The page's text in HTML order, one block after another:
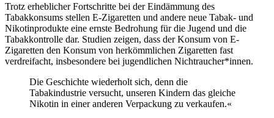
Trotz erheblicher Fortschritte bei der Eindämmung des
Tabakkonsums stellen E-Zigaretten und andere neue Tabak- und
Nikotinprodukte eine ernste Bedrohung für die Jugend und die
Tabakkontrolle dar. Studien zeigen, dass der Konsum von E-
Zigaretten den Konsum von herkömmlichen Zigaretten fast
verdreifacht, insbesondere bei jugendlichen Nichtraucher*innen.
Die Geschichte wiederholt sich, denn die
Tabakindustrie versucht, unseren Kindern das gleiche
Nikotin in einer anderen Verpackung zu verkaufen.«